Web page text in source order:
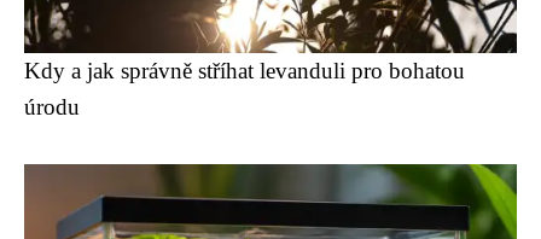
Kdy a jak správně stříhat levanduli pro bohatou
úrodu